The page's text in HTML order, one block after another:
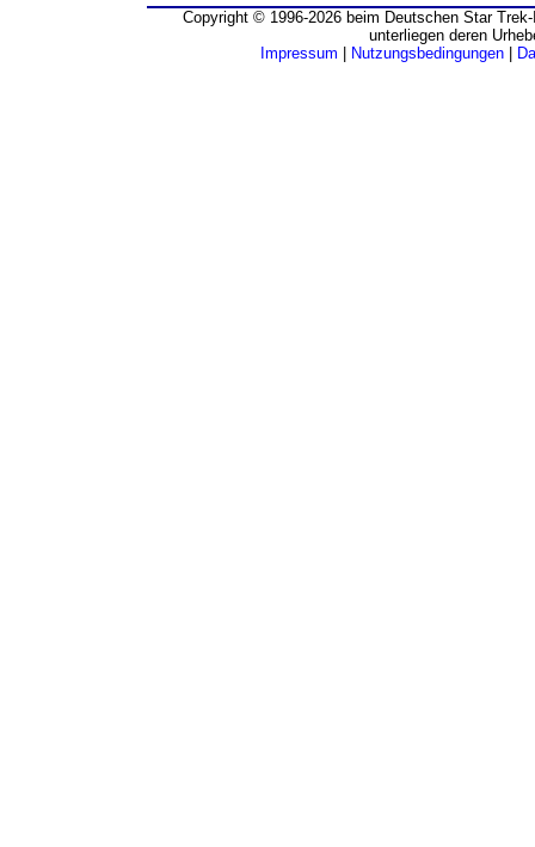
Copyright © 1996-2026 beim Deutschen Star
unterliegen deren
Impressum
Nutzungsbedingungen